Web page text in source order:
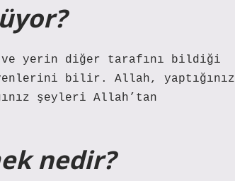
ve yerin diğer tarafını bildiği
bilir. Allah, yaptığınız
şeyleri Allah’tan
nedir?